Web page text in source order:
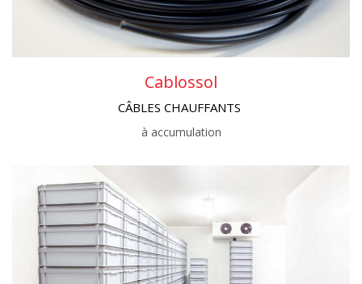
Cablossol
CÂBLES CHAUFFANTS
à accumulation